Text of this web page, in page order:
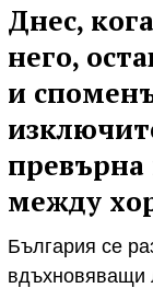
Днес,
него,
и
превърна
между
България се
вдъхновяващи